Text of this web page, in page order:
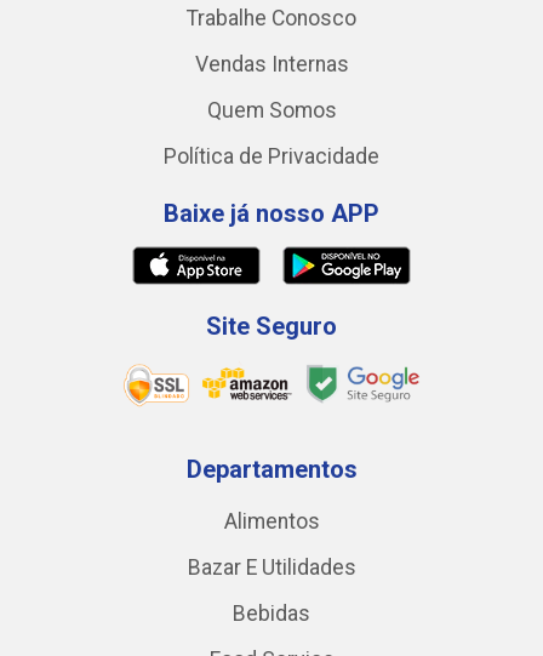
Trabalhe Conosco
Vendas Internas
Quem Somos
Política de Privacidade
Baixe já nosso APP
Site Seguro
Departamentos
Alimentos
Bazar E Utilidades
Bebidas